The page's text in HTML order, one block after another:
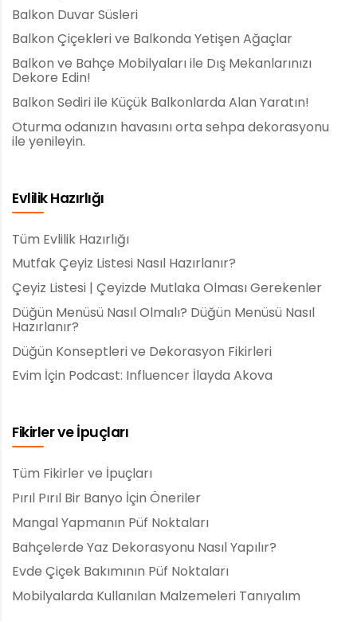
Balkon Duvar Süsleri
Balkon Çiçekleri ve Balkonda Yetişen Ağaçlar
Balkon ve Bahçe Mobilyaları ile Dış Mekanlarınızı
Dekore Edin!
Balkon Sediri ile Küçük Balkonlarda Alan Yaratın!
Oturma odanızın havasını orta sehpa dekorasyonu
ile yenileyin.
Evlilik Hazırlığı
Tüm Evlilik Hazırlığı
Mutfak Çeyiz Listesi Nasıl Hazırlanır?
Çeyiz Listesi | Çeyizde Mutlaka Olması Gerekenler
Düğün Menüsü Nasıl Olmalı? Düğün Menüsü Nasıl
Hazırlanır?
Düğün Konseptleri ve Dekorasyon Fikirleri
Evim İçin Podcast: Influencer İlayda Akova
Fikirler ve İpuçları
Tüm Fikirler ve İpuçları
Pırıl Pırıl Bir Banyo İçin Öneriler
Mangal Yapmanın Püf Noktaları
Bahçelerde Yaz Dekorasyonu Nasıl Yapılır?
Evde Çiçek Bakımının Püf Noktaları
Mobilyalarda Kullanılan Malzemeleri Tanıyalım